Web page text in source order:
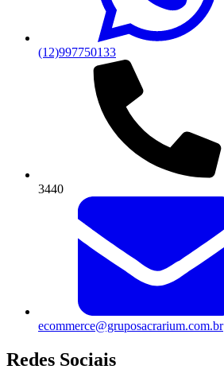
(12)997750133
3440
ecommerce@gruposacrarium.com.br
Redes Sociais